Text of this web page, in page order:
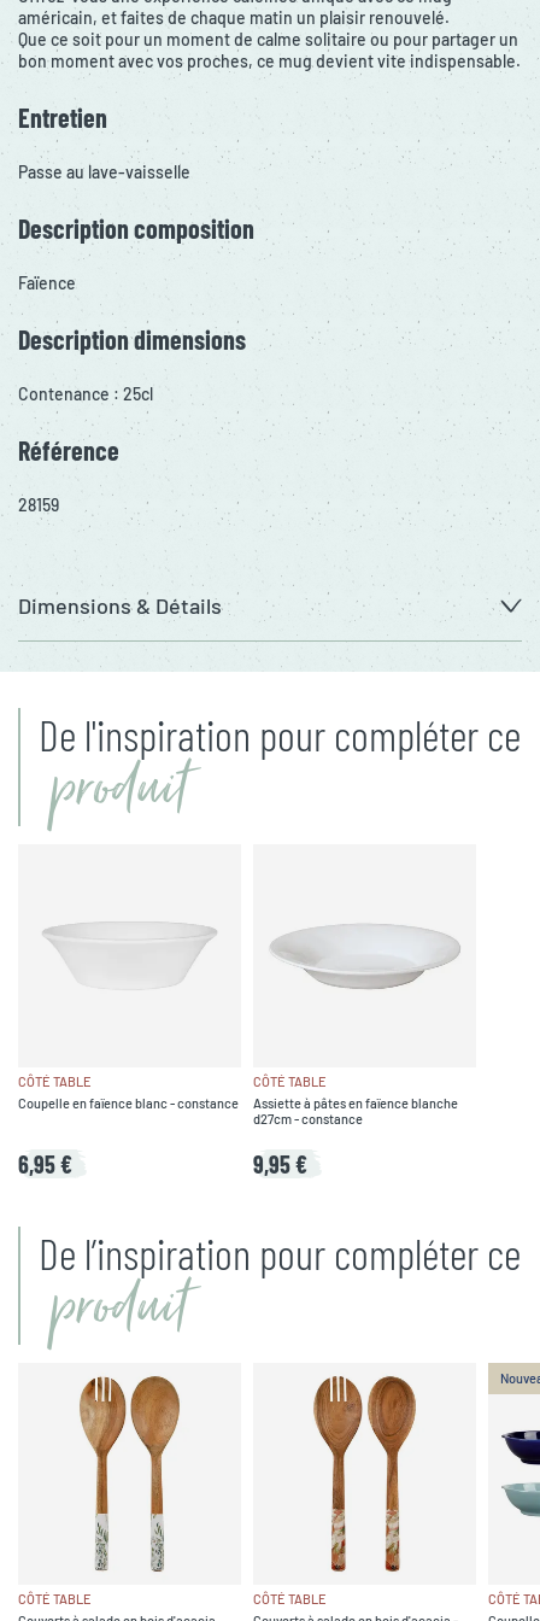
américain, et faites de chaque matin un plaisir renouvelé.
Que ce soit pour un moment de calme solitaire ou pour partager un
bon moment avec vos proches, ce mug devient vite indispensable.
Entretien
Passe au lave-vaisselle
Description composition
Faïence
Description dimensions
Contenance : 25cl
Référence
28159
Dimensions & Détails
De l'inspiration pour compléter ce
produit
CÔTÉ TABLE
Coupelle en faïence blanc - constance
6,95 €
CÔTÉ TABLE
Assiette à pâtes en faïence blanche
d27cm - constance
9,95 €
De l’inspiration pour compléter ce
produit
CÔTÉ TABLE
CÔTÉ TABLE
CÔTÉ